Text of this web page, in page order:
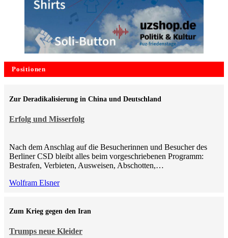
Positionen
Erfolg und Misserfolg
Zur Deradikalisierung in China und Deutschland
Nach dem Anschlag auf die Besucherinnen und Besucher des
Berliner CSD bleibt alles beim vorgeschriebenen Programm:
Bestrafen, Verbieten, Ausweisen, Abschotten,…
Wolfram Elsner
Trumps neue Kleider
Zum Krieg gegen den Iran